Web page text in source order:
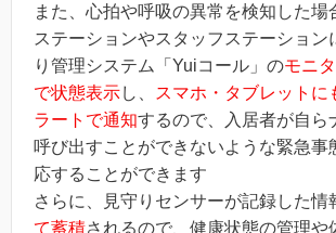
また、心拍や呼吸の異常を検知した場
ステーションやスタッフステーション
り管理システム「Yuiコール」のモニ
で状態表示し、
スマホ・タブレットに
ラートで通知するので、入居者が自ら
呼び出すことができないような緊急事
応することができます
さらに、見守りセンサーが記録した情
て蓄積されるので、健康状態の管理や